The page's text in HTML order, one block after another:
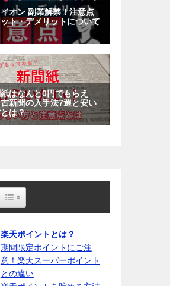
Toggle Table of Content
楽天ポイントとは？
期間限定ポイントにご注
意！楽天スーパーポイント
との違い